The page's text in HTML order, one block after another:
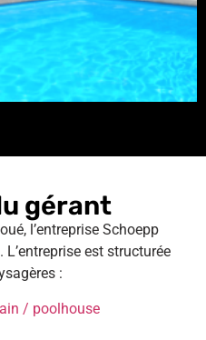
gérant
l’entreprise Schoepp
est structurée
:
/ poolhouse